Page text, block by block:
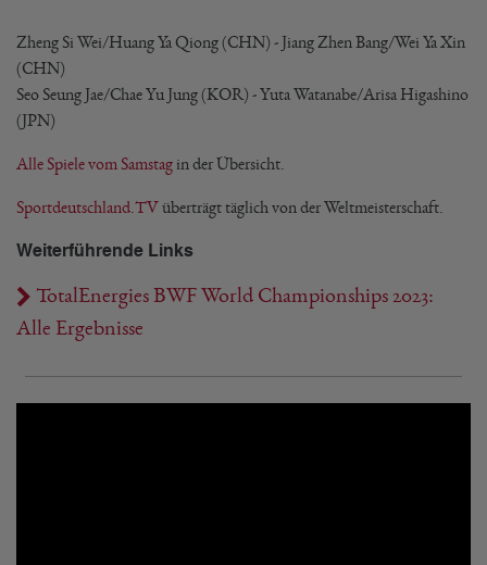
Zheng Si Wei/Huang Ya Qiong (CHN) - Jiang Zhen Bang/Wei Ya Xin
(CHN)
Seo Seung Jae/Chae Yu Jung (KOR) - Yuta Watanabe/Arisa Higashino
(JPN)
Alle Spiele vom Samstag in der Übersicht.
Sportdeutschland.TVüberträgt täglich von der Weltmeisterschaft.
Weiterführende Links
TotalEnergies BWF World Championships 2023:
Alle Ergebnisse